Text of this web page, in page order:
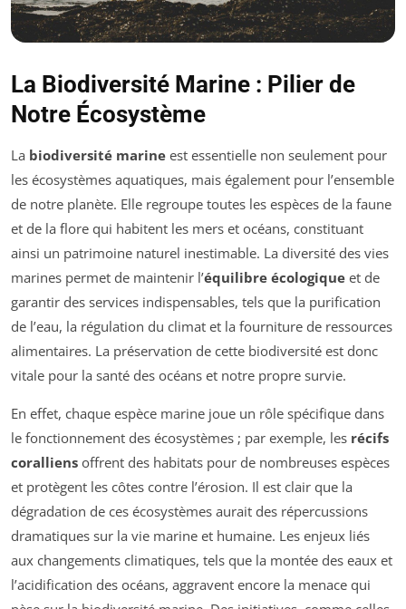
La Biodiversité Marine : Pilier de
Notre Écosystème
La biodiversité marine est essentielle non seulement pour
les écosystèmes aquatiques, mais également pour l’ensemble
de notre planète. Elle regroupe toutes les espèces de la faune
et de la flore qui habitent les mers et océans, constituant
ainsi un patrimoine naturel inestimable. La diversité des vies
marines permet de maintenir l’équilibre écologique et de
garantir des services indispensables, tels que la purification
de l’eau, la régulation du climat et la fourniture de ressources
alimentaires. La préservation de cette biodiversité est donc
vitale pour la santé des océans et notre propre survie.
En effet, chaque espèce marine joue un rôle spécifique dans
le fonctionnement des écosystèmes ; par exemple, les récifs
coralliens offrent des habitats pour de nombreuses espèces
et protègent les côtes contre l’érosion. Il est clair que la
dégradation de ces écosystèmes aurait des répercussions
dramatiques sur la vie marine et humaine. Les enjeux liés
aux changements climatiques, tels que la montée des eaux et
l’acidification des océans, aggravent encore la menace qui